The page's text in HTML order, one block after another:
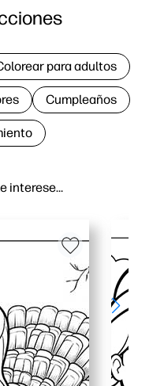
interese…
para adultos
Cumpleaños